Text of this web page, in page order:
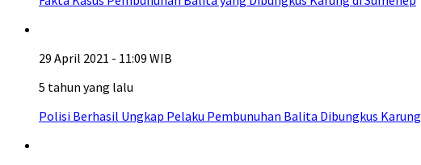
29 April 2021 - 11:09 WIB
5 tahun yang lalu
Polisi Berhasil Ungkap Pelaku Pembunuhan Balita Dibungkus Karung